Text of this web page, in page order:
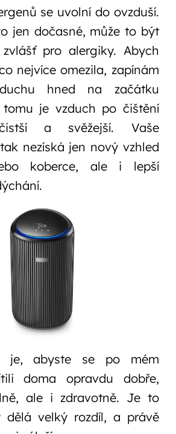
se uvolní do ovzduší.
jen dočasné, může to být
zvlášť pro alergiky. Abych
nejvíce omezila, zapínám
hned na začátku
tomu je vzduch po čištění
a svěžejší. Vaše
nezíská jen nový vzhled
koberce, ale i lepší
je, abyste se po mém
doma opravdu dobře,
ale i zdravotně. Je to
dělá velký rozdíl, a právě